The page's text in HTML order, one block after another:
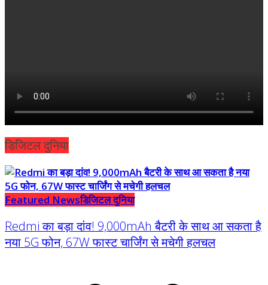
डिजिटल दुनिया
Featured Newsडिजिटल दुनिया
Redmi का बड़ा दांव! 9,000mAh बैटरी के साथ आ सकता है
नया 5G फोन, 67W फास्ट चार्जिंग से मचेगी हलचल